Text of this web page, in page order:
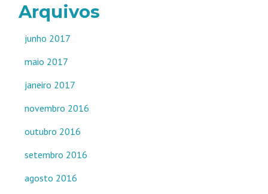
Arquivos
junho 2017
maio 2017
janeiro 2017
novembro 2016
outubro 2016
setembro 2016
agosto 2016